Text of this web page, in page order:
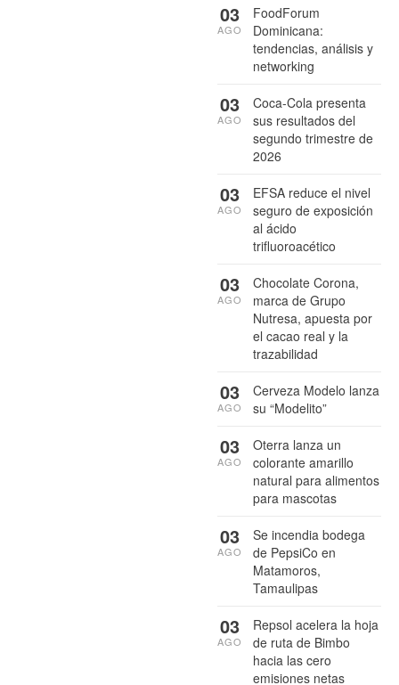
FoodForum
Dominicana:
tendencias, análisis y
networking
03
AGO
Coca-Cola presenta
sus resultados del
segundo trimestre de
2026
03
AGO
EFSA reduce el nivel
seguro de exposición
al ácido
trifluoroacético
03
AGO
Chocolate Corona,
marca de Grupo
Nutresa, apuesta por
el cacao real y la
trazabilidad
03
AGO
Cerveza Modelo lanza
su “Modelito”
03
AGO
Oterra lanza un
colorante amarillo
natural para alimentos
para mascotas
03
AGO
Se incendia bodega
de PepsiCo en
Matamoros,
Tamaulipas
03
AGO
Repsol acelera la hoja
de ruta de Bimbo
hacia las cero
emisiones netas
03
AGO